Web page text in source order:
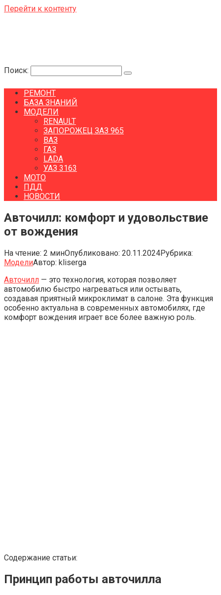
Перейти к контенту
Поиск:
РЕМОНТ
БАЗА ЗНАНИЙ
МОДЕЛИ
RENAULT
ЗАПОРОЖЕЦ ЗАЗ 965
ВАЗ
ГАЗ
LADA
УАЗ 3163
МОТО
ПДД
НОВОСТИ
Авточилл: комфорт и удовольствие
от вождения
На чтение: 2 минОпубликовано: 20.11.2024Рубрика:
МоделиАвтор: kliserga
Авточилл — это технология, которая позволяет
автомобилю быстро нагреваться или остывать,
создавая приятный микроклимат в салоне. Эта функция
особенно актуальна в современных автомобилях, где
комфорт вождения играет все более важную роль.
Содержание статьи:
Принцип работы авточилла